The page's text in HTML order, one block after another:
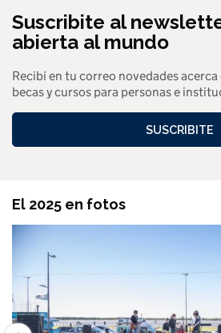
Suscribite al
abierta al mundo
Recibí en tu correo novedades
becas y cursos para personas e
SUSCRIBITE
El 2025 en fotos